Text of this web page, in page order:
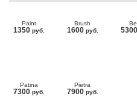
Paint
1350 руб.
Brush
1600 руб. 5300
Patina
7300 руб.
Pietra
7900 руб.